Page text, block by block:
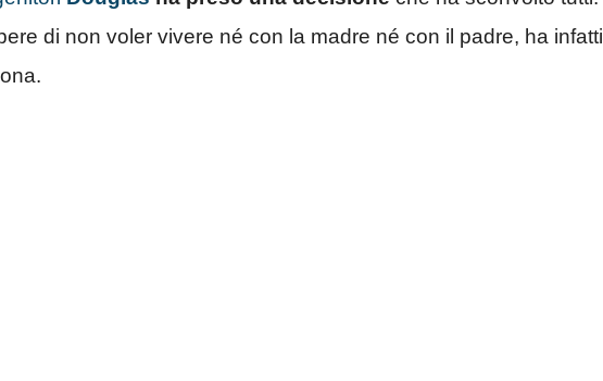
di non voler vivere né con la madre né con il padre, ha infatti